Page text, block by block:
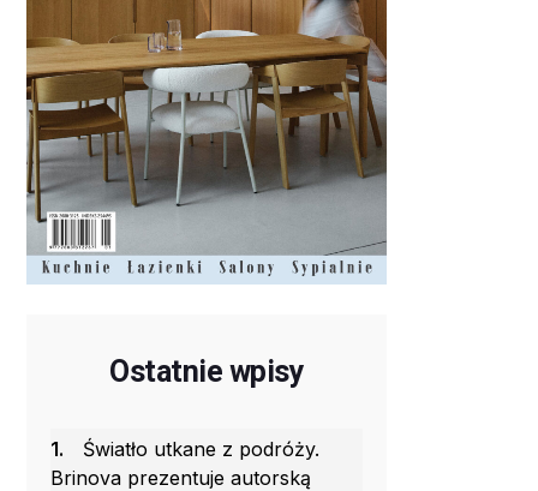
Ostatnie wpisy
1.
Światło utkane z podróży.
Brinova prezentuje autorską